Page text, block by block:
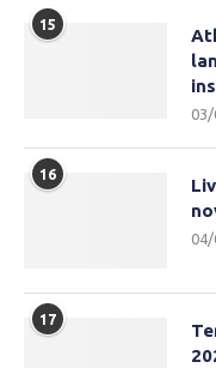
15
16
17